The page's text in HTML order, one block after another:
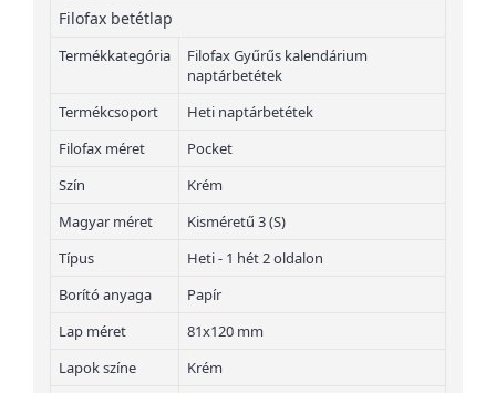
Filofax betétlap
Termékkategória
Filofax Gyűrűs kalendárium
naptárbetétek
Termékcsoport
Heti naptárbetétek
Filofax méret
Pocket
Szín
Krém
Magyar méret
Kisméretű 3 (S)
Típus
Heti - 1 hét 2 oldalon
Borító anyaga
Papír
Lap méret
81x120 mm
Lapok színe
Krém